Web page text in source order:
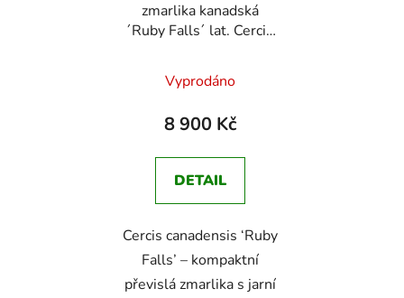
zmarlika kanadská
´Ruby Falls´ lat. Cercis
sytě vínové listy, jedlé
květy
Vyprodáno
8 900 Kč
DETAIL
Cercis canadensis ‘Ruby
Falls’ – kompaktní
převislá zmarlika s jarní